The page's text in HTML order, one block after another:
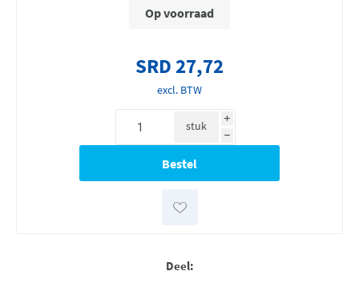
Op voorraad
SRD 27,72
excl. BTW
i
h
stuk
Deel: